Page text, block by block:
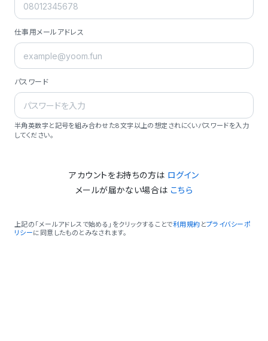
仕事用メールアドレス
パスワード
半角英数字と記号を組み合わせた8文字以上の想定されにくいパスワードを入力
してください。
アカウントをお持ちの方は ログイン
メールが届かない場合は こちら
上記の「メールアドレスで始める」をクリックすることで利用規約 とプライバシーポ
リシーに同意したものとみなされます。